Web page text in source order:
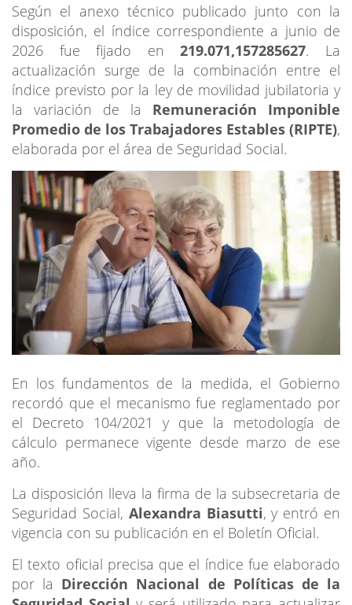
Según el anexo técnico publicado junto con la
disposición, el índice correspondiente a junio de
2026 fue fijado en219.071,157285627. La
actualización surge de la combinación entre el
índice previsto por la ley de movilidad jubilatoria y
la variación de la Remuneración Imponible
Promedio de los Trabajadores Estables (RIPTE),
elaborada por el área de Seguridad Social.
En los fundamentos de la medida, el Gobierno
recordó que el mecanismo fue reglamentado por
el Decreto 104/2021 y que la metodología de
cálculo permanece vigente desde marzo de ese
año.
La disposición lleva la firma de la subsecretaria de
Seguridad Social, Alexandra Biasutti, y entró en
vigencia con su publicación en el Boletín Oficial.
El texto oficial precisa que el índice fue elaborado
por la Dirección Nacional de Políticas de la